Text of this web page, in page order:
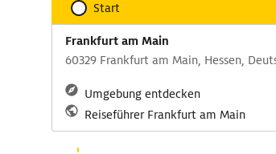
Start
Frankfurt am Main
60329 Frankfurt am Main, Hessen,
Umgebung entdecken
Reiseführer Frankfurt am Main